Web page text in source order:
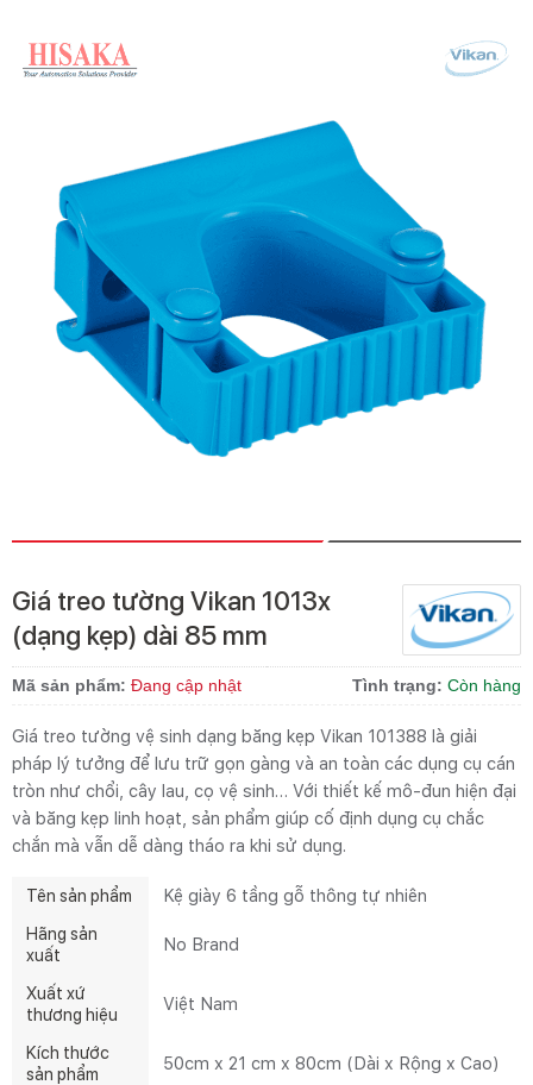
Giá treo tường Vikan 1013x
(dạng kẹp) dài 85 mm
Mã sản phẩm: Đang cập nhật Tình trạng: Còn hàng
Giá treo tường vệ sinh dạng băng kẹp Vikan 101388 là giải
pháp lý tưởng để lưu trữ gọn gàng và an toàn các dụng cụ cán
tròn như chổi, cây lau, cọ vệ sinh… Với thiết kế mô-đun hiện đại
và băng kẹp linh hoạt, sản phẩm giúp cố định dụng cụ chắc
chắn mà vẫn dễ dàng tháo ra khi sử dụng.
Tên sản phẩm
Kệ giày 6 tầng gỗ thông tự nhiên
Hãng sản
xuất
No Brand
Xuất xứ
thương hiệu
Việt Nam
Kích thước
sản phẩm
50cm x 21 cm x 80cm (Dài x Rộng x Cao)